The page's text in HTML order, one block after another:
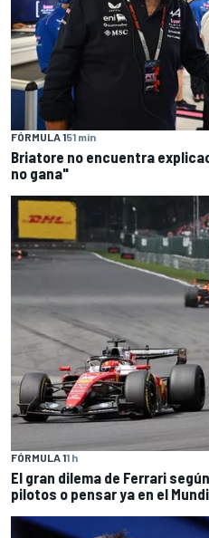
FÓRMULA 151 min
Briatore no encuentra
no gana"
FÓRMULA 11 h
El gran dilema de Ferrari
pilotos o pensar ya en el